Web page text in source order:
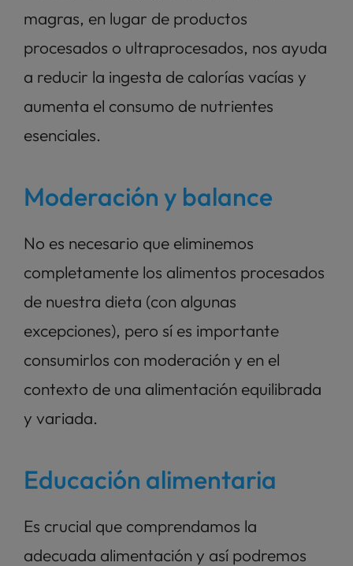
magras, en lugar de productos
procesados o ultraprocesados, nos ayuda
a reducir la ingesta de calorías vacías y
aumenta el consumo de nutrientes
esenciales.
Moderación y balance
No es necesario que eliminemos
completamente los alimentos procesados
de nuestra dieta (con algunas
excepciones), pero sí es importante
consumirlos con moderación y en el
contexto de una alimentación equilibrada
y variada.
Educación alimentaria
Es crucial que comprendamos la
adecuada alimentación y así podremos